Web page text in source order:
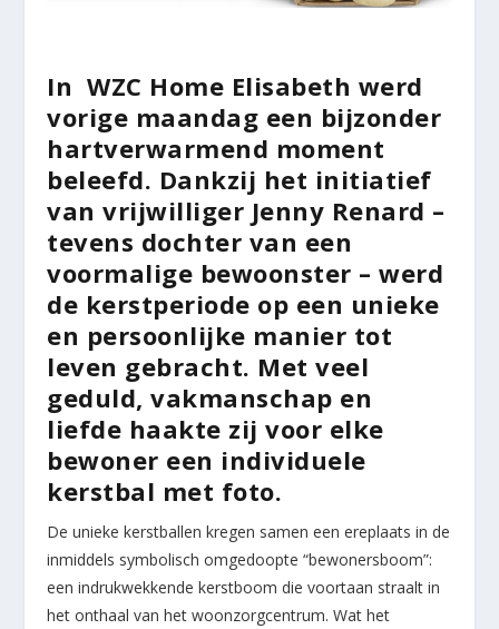
In WZC Home Elisabeth werd
vorige maandag een bijzonder
hartverwarmend moment
beleefd. Dankzij het initiatief
van vrijwilliger Jenny Renard –
tevens dochter van een
voormalige bewoonster – werd
de kerstperiode op een unieke
en persoonlijke manier tot
leven gebracht. Met veel
geduld, vakmanschap en
liefde haakte zij voor elke
bewoner een individuele
kerstbal met foto.
De unieke kerstballen kregen samen een ereplaats in de
inmiddels symbolisch omgedoopte “bewonersboom”:
een indrukwekkende kerstboom die voortaan straalt in
het onthaal van het woonzorgcentrum. Wat het